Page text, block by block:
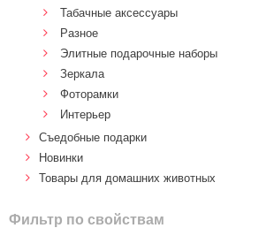
Табачные аксессуары
Разное
Элитные подарочные наборы
Зеркала
Фоторамки
Интерьер
Cъедобные подарки
Новинки
Товары для домашних животных
Фильтр по свойствам